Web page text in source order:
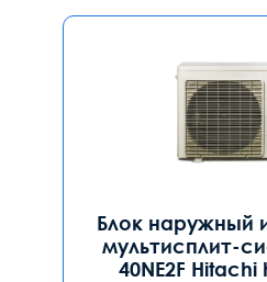
Блок наружный
мультисплит-
40NE2F